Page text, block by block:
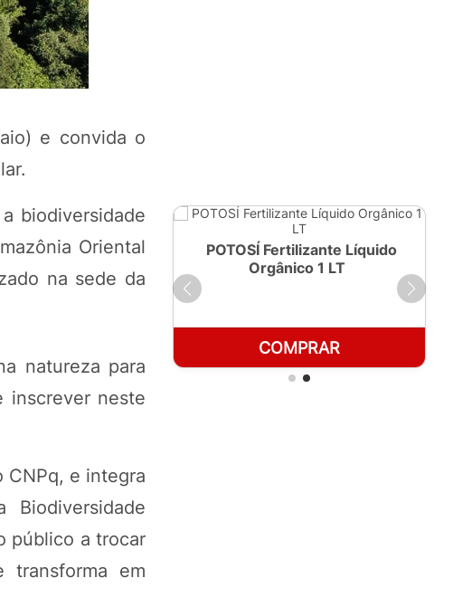
e convida o
biodiversidade
Oriental
na sede da
natureza para
inscrever neste
CNPq, e integra
público a trocar
transforma em
Líquido
250ml
POTOSÍ Fertilizante Líquido
Orgânico 1 LT
COMPRAR